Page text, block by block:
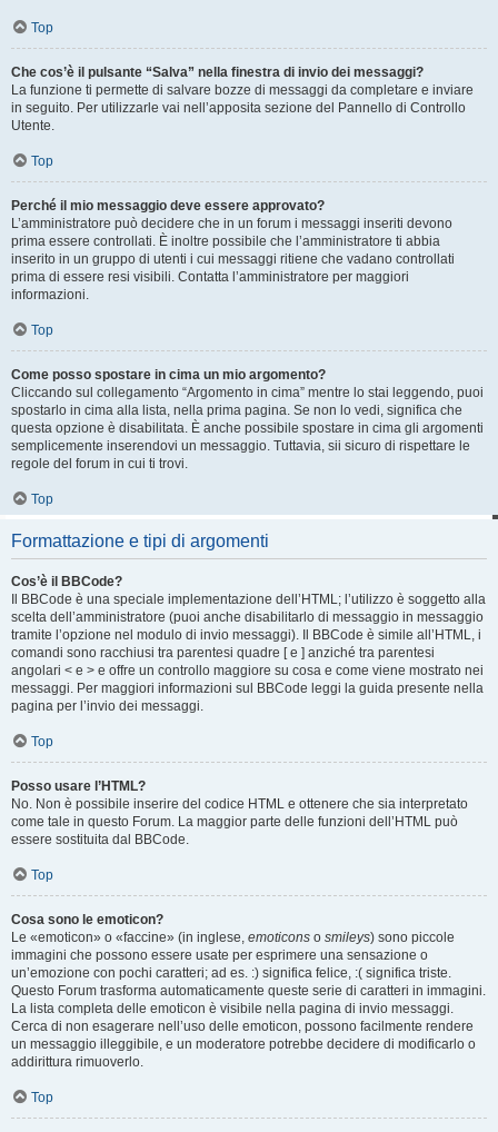
Top
Che cos’è il pulsante “Salva” nella finestra di invio dei messaggi?
La funzione ti permette di salvare bozze di messaggi da completare e inviare
in seguito. Per utilizzarle vai nell’apposita sezione del Pannello di Controllo
Utente.
Top
Perché il mio messaggio deve essere approvato?
L’amministratore può decidere che in un forum i messaggi inseriti devono
prima essere controllati. È inoltre possibile che l’amministratore ti abbia
inserito in un gruppo di utenti i cui messaggi ritiene che vadano controllati
prima di essere resi visibili. Contatta l’amministratore per maggiori
informazioni.
Top
Come posso spostare in cima un mio argomento?
Cliccando sul collegamento “Argomento in cima” mentre lo stai leggendo, puoi
spostarlo in cima alla lista, nella prima pagina. Se non lo vedi, significa che
questa opzione è disabilitata. È anche possibile spostare in cima gli argomenti
semplicemente inserendovi un messaggio. Tuttavia, sii sicuro di rispettare le
regole del forum in cui ti trovi.
Top
Formattazione e tipi di argomenti
Cos’è il BBCode?
Il BBCode è una speciale implementazione dell’HTML; l’utilizzo è soggetto alla
scelta dell’amministratore (puoi anche disabilitarlo di messaggio in messaggio
tramite l’opzione nel modulo di invio messaggi). Il BBCode è simile all’HTML, i
comandi sono racchiusi tra parentesi quadre [ e ] anziché tra parentesi
angolari < e > e offre un controllo maggiore su cosa e come viene mostrato nei
messaggi. Per maggiori informazioni sul BBCode leggi la guida presente nella
pagina per l’invio dei messaggi.
Top
Posso usare l’HTML?
No. Non è possibile inserire del codice HTML e ottenere che sia interpretato
come tale in questo Forum. La maggior parte delle funzioni dell’HTML può
essere sostituita dal BBCode.
Top
Cosa sono le emoticon?
Le «emoticon» o «faccine» (in inglese, emoticons o smileys) sono piccole
immagini che possono essere usate per esprimere una sensazione o
un’emozione con pochi caratteri; ad es. :) significa felice, :( significa triste.
Questo Forum trasforma automaticamente queste serie di caratteri in immagini.
La lista completa delle emoticon è visibile nella pagina di invio messaggi.
Cerca di non esagerare nell’uso delle emoticon, possono facilmente rendere
un messaggio illeggibile, e un moderatore potrebbe decidere di modificarlo o
addirittura rimuoverlo.
Top